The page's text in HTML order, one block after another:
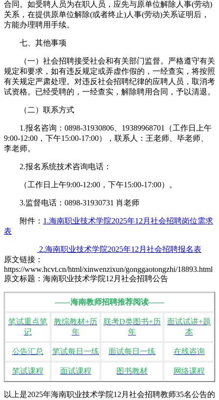
合同。如受聘人员为在职人员，应先与原单位解除人事(劳动)
关系，在提供原单位解除(或者终止)人事(劳动)关系证明后，
方能办理聘用手续。
七、其他事项
（一）社会招聘接受社会和有关部门监督。严格遵守有关
规定和要求，如有违反规定或弄虚作假的，一经查实，将按照
有关规定严肃处理。对违反社会招聘纪律的应聘人员，取消考
试资格。已经受聘的，一经查实，解除聘用合同，予以清退。
（二）联系方式
1.报名咨询：0898-31930806、19389968701（工作日上午
9:00-12:00，下午15:00-17:00），联系人：王老师、毕老师、
李老师。
2.报名系统技术咨询电话：
（工作日上午9:00-12:00，下午15:00-17:00）。
3.监督电话：0898-31930731 肖老师
附件： 1.海南职业技术学院2025年12月社会招聘岗位需求
表
2.海南职业技术学院2025年12月社会招聘报名表
原文链接：
https://www.hcvt.cn/html/xinwenzixun/gonggaotongzhi/18893.html
原文标题：海南职业技术学院12月社会招聘公告
——海南教师招聘推荐阅读——
笔试重点笔
记
教综教材+历
年
联考D类图书+历
年
面试试讲+题
本
公告汇总 笔试每日一练 面试每日一练 在线咨询
笔试课程 面试课程 图书教材 网络课程
以上是2025年海南职业技术学院12月社会招聘教师35名公告的